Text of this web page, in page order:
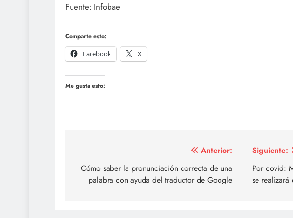
Fuente: Infobae
Comparte esto:
Facebook
X
Me gusta esto:
de
entradas
Anterior:
Cómo saber la pronunciación correcta de una
palabra con ayuda del traductor de Google
Siguiente:
Por covid:
se realizará